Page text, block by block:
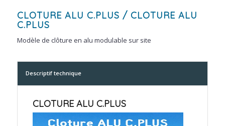
CLOTURE ALU C.PLUS / CLOTURE ALU
C.PLUS
Modèle de clôture en alu modulable sur site
Descriptif technique
CLOTURE ALU C.PLUS